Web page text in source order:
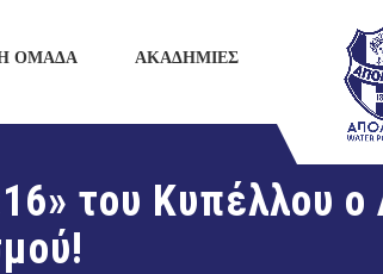
ΟΜΑΔΑ ΑΚΑΔΗΜΙΕΣ
του Κυπέλλου